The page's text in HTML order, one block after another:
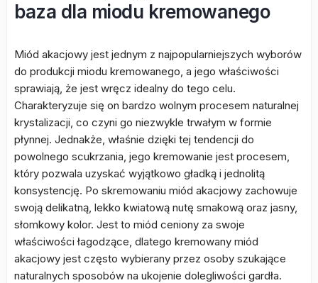
baza dla miodu kremowanego
Miód akacjowy jest jednym z najpopularniejszych wyborów
do produkcji miodu kremowanego, a jego właściwości
sprawiają, że jest wręcz idealny do tego celu.
Charakteryzuje się on bardzo wolnym procesem naturalnej
krystalizacji, co czyni go niezwykle trwałym w formie
płynnej. Jednakże, właśnie dzięki tej tendencji do
powolnego scukrzania, jego kremowanie jest procesem,
który pozwala uzyskać wyjątkowo gładką i jednolitą
konsystencję. Po skremowaniu miód akacjowy zachowuje
swoją delikatną, lekko kwiatową nutę smakową oraz jasny,
słomkowy kolor. Jest to miód ceniony za swoje
właściwości łagodzące, dlatego kremowany miód
akacjowy jest często wybierany przez osoby szukające
naturalnych sposobów na ukojenie dolegliwości gardła.